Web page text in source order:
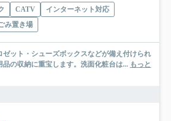
CATV
インターネット対応
み置き場
ゼット・シューズボックスなどが備え付けられ
の収納に重宝します。洗面化粧台は... もっと